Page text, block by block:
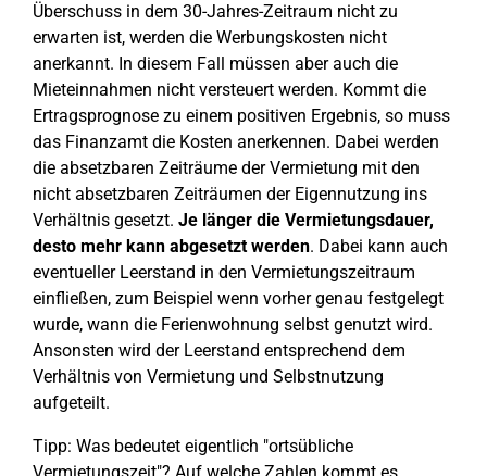
Überschuss in dem 30-Jahres-Zeitraum nicht zu
erwarten ist, werden die Werbungskosten nicht
anerkannt. In diesem Fall müssen aber auch die
Mieteinnahmen nicht versteuert werden. Kommt die
Ertragsprognose zu einem positiven Ergebnis, so muss
das Finanzamt die Kosten anerkennen. Dabei werden
die absetzbaren Zeiträume der Vermietung mit den
nicht absetzbaren Zeiträumen der Eigennutzung ins
Verhältnis gesetzt. Je länger die Vermietungsdauer,
desto mehr kann abgesetzt werden. Dabei kann auch
eventueller Leerstand in den Vermietungszeitraum
einfließen, zum Beispiel wenn vorher genau festgelegt
wurde, wann die Ferienwohnung selbst genutzt wird.
Ansonsten wird der Leerstand entsprechend dem
Verhältnis von Vermietung und Selbstnutzung
aufgeteilt.
Tipp: Was bedeutet eigentlich "ortsübliche